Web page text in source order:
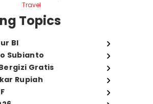
Travel
Topics
BI
Subianto
Gratis
Rupiah